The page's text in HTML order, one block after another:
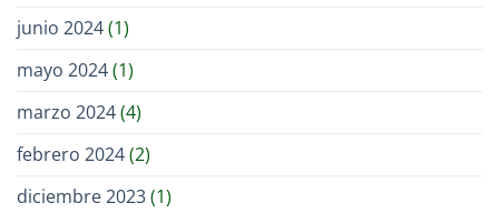
junio 2024(1)
mayo 2024(1)
marzo 2024(4)
febrero 2024(2)
diciembre 2023(1)